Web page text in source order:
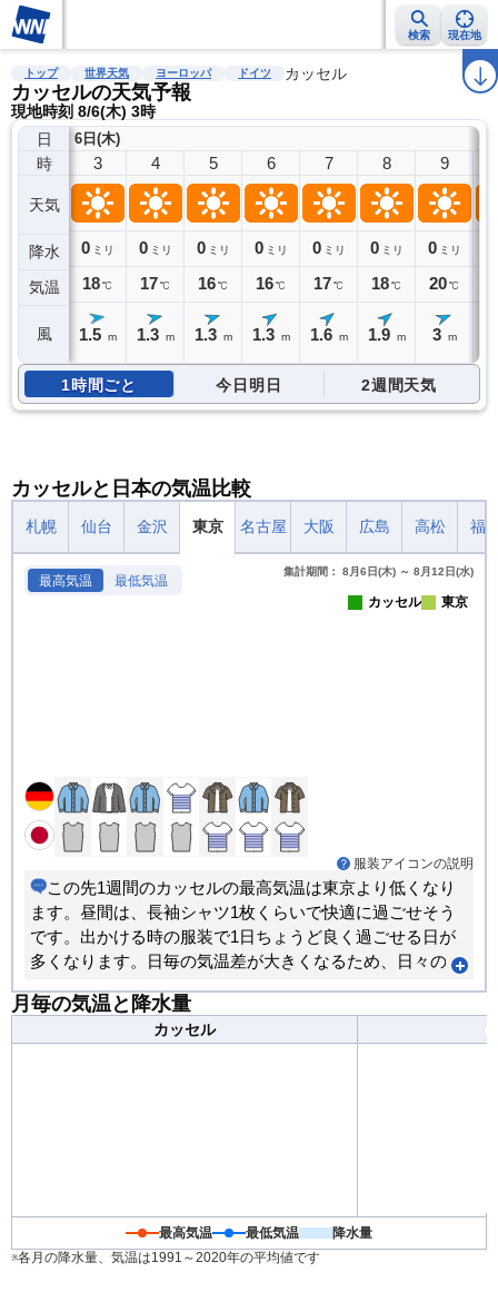
検索 現在地
雨雲レーダー 台風情報 地震情報 警報・注意報 ラ
トップ 世界天気 ヨーロッパ ドイツ カッセル
カッセルの天気予報
現地時刻 8/6(木) 3時
日
時
天気
降水
気温
風
6日(木)
3
0 ミリ
18℃
1.5 m
4
0 ミリ
17℃
1.3 m
5
0 ミリ
16℃
1.3 m
6
0 ミリ
16℃
1.3 m
7
0 ミリ
17℃
1.6 m
8
0 ミリ
18℃
1.9 m
9
0 ミリ
20℃
3 m
1時間ごと 今日明日 2週間天気
カッセルと日本の気温比較
札幌 仙台 金沢 東京 名古屋 大阪 広島 高松 福
最高気温 最低気温
集計期間： 8月6日(木) ～ 8月12日(水)
カッセル 東京
服装アイコンの説明
この先1週間のカッセルの最高気温は東京より低くなり
ます。昼間は、長袖シャツ1枚くらいで快適に過ごせそう
です。出かける時の服装で1日ちょうど良く過ごせる日が
多くなります。日毎の気温差が大きくなるため、日々の
さい。
月毎の気温と降水量
カッセル
最高気温 最低気温
降水量
※各月の降水量、気温は1991～2020年の平均値です